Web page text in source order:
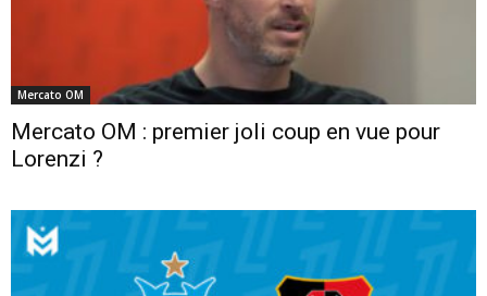
Mercato OM
Mercato OM : premier joli coup en vue pour
Lorenzi ?